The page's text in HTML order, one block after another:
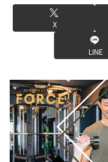
X
LINE